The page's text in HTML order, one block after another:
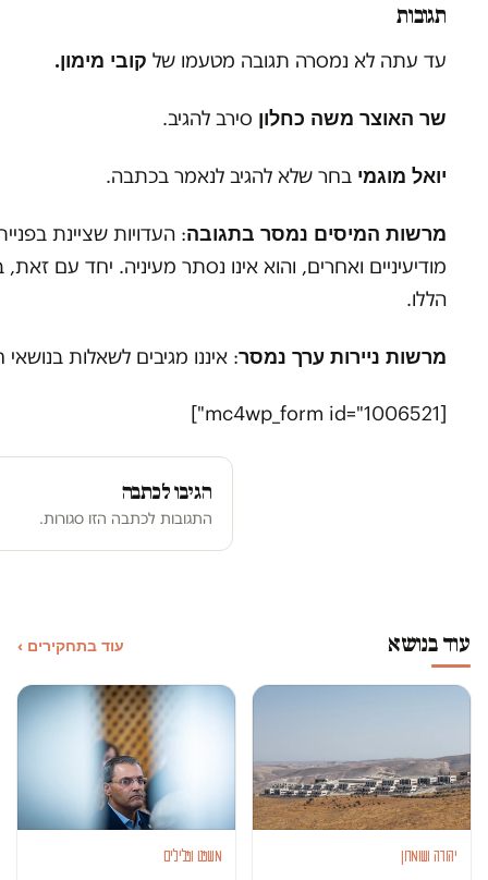
תגובות
עד עתה לא נמסרה תגובה מטעמו של קובי מימון.
שר האוצר משה כחלון סירב להגיב.
יואל מוגמי בחר שלא להגיב לנאמר בכתבה.
מרשות המיסים נמסר בתגובה
מודיעיניים ואחרים, והוא אינו נסתר מעיניה. יחד עם
הללו.
מרשות ניירות ערך נמסר: איננו מגיבים לשאלות בנושאי
[mc4wp_form id="1006521"]
הגיבו לכתבה
התגובות לכתבה הזו סגורות.
עוד בנושא עוד בתחקירים ›
יהודה ושומרון משפט ופלילים